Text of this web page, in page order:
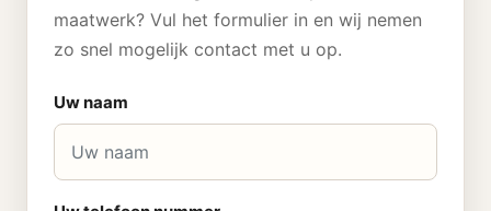
maatwerk? Vul het formulier in en wij nemen
zo snel mogelijk contact met u op.
Uw naam